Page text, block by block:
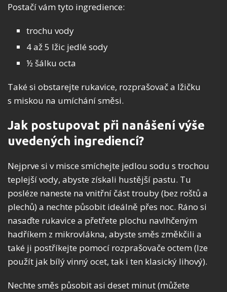
Postačí vám tyto ingredience:
trochu vody
4 až 5 lžic jedlé sody
½ šálku octa
Také si obstarejte rukavice, rozprašovač a lžičku
s miskou na umíchání směsi.
Jak postupovat při nanášení výše
uvedených ingrediencí?
Nejprve si v misce smíchejte jedlou sodu s trochou
teplejší vody, abyste získali hustější pastu. Tu
posléze naneste na vnitřní část trouby (bez roštů a
plechů) a nechte působit ideálně přes noc. Ráno si
nasaďte rukavice a přetřete plochu navlhčeným
hadříkem z mikrovlákna, abyste směs změkčili a
také ji postříkejte pomocí rozprašovače octem (lze
použít jak bílý vinný ocet, tak i ten klasický lihový).
Nechte směs působit asi deset minut (můžete